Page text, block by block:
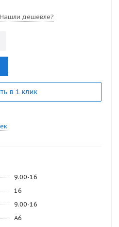
Нашли дешевле?
в 1 клик
9.00-16
16
9.00-16
A6